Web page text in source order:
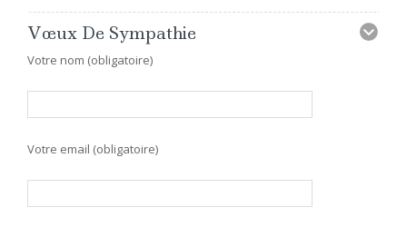
Vœux De Sympathie
Votre nom (obligatoire)
Votre email (obligatoire)